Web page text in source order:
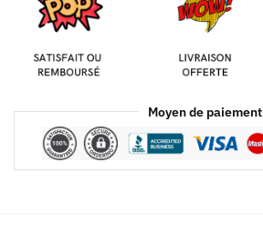
Moyen de paiement